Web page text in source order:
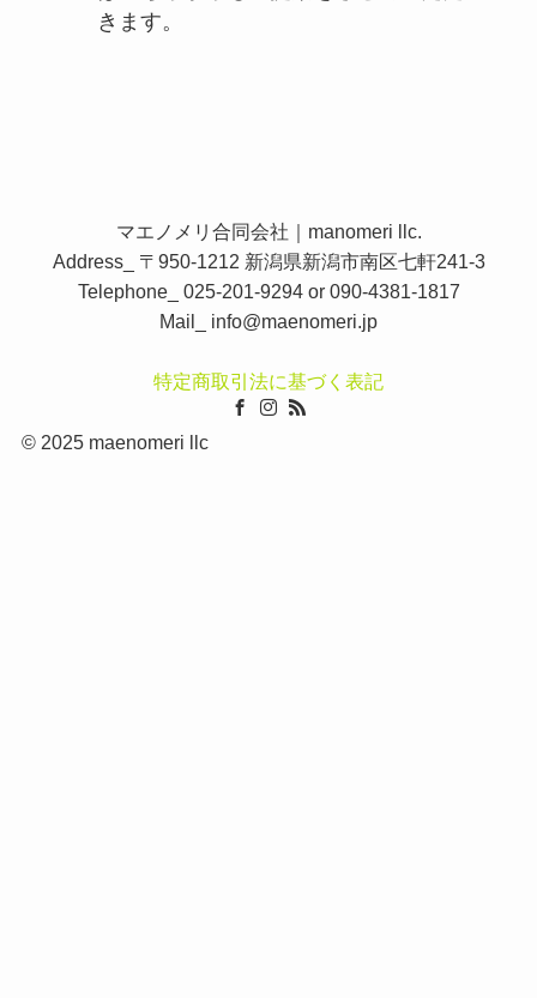
きます。
マエノメリ合同会社｜manomeri llc.
Address_ 〒950-1212 新潟県新潟市南区七軒241-3
Telephone_ 025-201-9294 or 090-4381-1817
Mail_ info@maenomeri.jp
特定商取引法に基づく表記
©2025 maenomeri llc